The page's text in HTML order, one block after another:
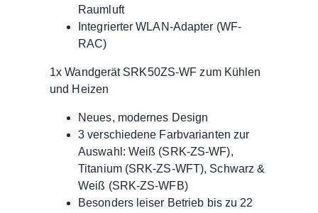
Raumluft
Integrierter WLAN-Adapter (WF-
RAC)
1x Wandgerät SRK50ZS-WF zum Kühlen
und Heizen
Neues, modernes Design
3 verschiedene Farbvarianten zur
Auswahl: Weiß (SRK-ZS-WF),
Titanium (SRK-ZS-WFT), Schwarz &
Weiß (SRK-ZS-WFB)
Besonders leiser Betrieb bis zu 22